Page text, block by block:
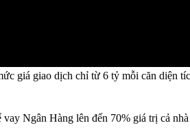
giá giao dịch chỉ từ 6 tỷ mỗi căn diện
Ngân Hàng lên đến 70% giá trị cả nhà